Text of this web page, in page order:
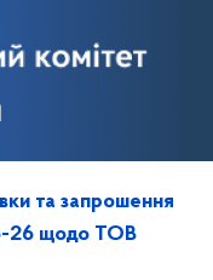
та запрошення
26 щодо ТОВ